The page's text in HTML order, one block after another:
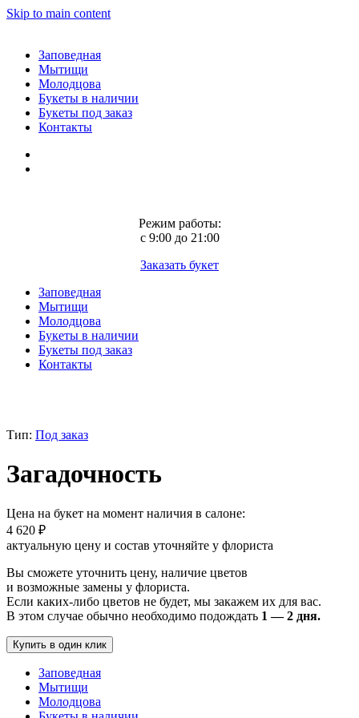
Skip to main content
Заповедная
Мытищи
Молодцова
Букеты в наличии
Букеты под заказ
Контакты
Режим работы:
с 9:00 до 21:00
Заказать букет
Заповедная
Мытищи
Молодцова
Букеты в наличии
Букеты под заказ
Контакты
Тип: Под заказ
Загадочность
Цена на букет на момент наличия в салоне:
4 620 ₽
актуальную цену и состав уточняйте у флориста
Вы сможете уточнить цену, наличие цветов
и возможные замены у флориста.
Если каких-либо цветов не будет, мы закажем их для вас.
В этом случае обычно необходимо подождать 1 — 2 дня.
Купить в один клик
Заповедная
Мытищи
Молодцова